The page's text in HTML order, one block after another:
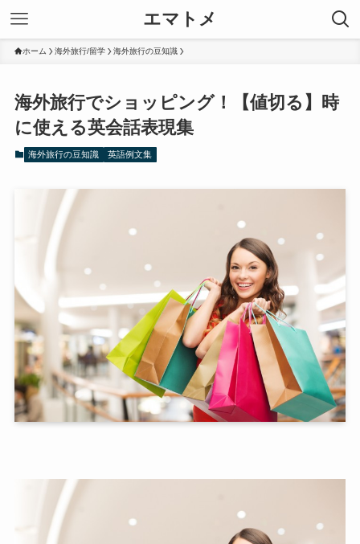
エマトメ
ホーム 海外旅行/留学 海外旅行の豆知識
海外旅行でショッピング！【値切る】時
に使える英会話表現集
海外旅行の豆知識 英語例文集